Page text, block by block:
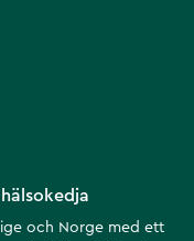
och Norge med ett